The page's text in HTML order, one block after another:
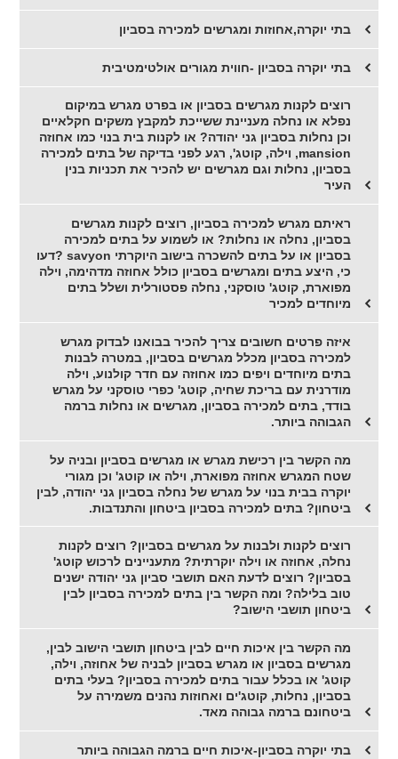
בתי יוקרה,אחוזות ומגרשים למכירה בסביון
בתי יוקרה בסביון -חווית מגורים אולטימטיבית
רוצים לקנות מגרשים בסביון או בפרט מגרש במיקום
נפלא או נחלה מעניינת ששייכת למקבץ משקים חקלאיים
וכן נחלות בסביון גני יהודה? או לקנות בית בנוי כמו אחוזה
mansion, וילה, קוטג', רגע לפני בדיקה של בתים למכירה
בסביון, נחלות וגם מגרשים יש להכיר את תכניות בנין
העיר
ראיתם מגרש למכירה בסביון, רוצים לקנות מגרשים
בסביון, נחלה או נחלות? או לשמוע על בתים למכירה
בסביון או על בתים להשכרה בישוב היוקרתי savyon ?דעו
כי, היצע בתים ומגרשים בסביון כולל אחוזה מדהימה, וילה
מפוארת, קוטג' טוסקני, נחלה פסטורלית ושלל בתים
מיוחדים למכיר
איזה פרטים חשובים צריך להכיר בבואנו לבדוק מגרש
למכירה בסביון מכלל מגרשים בסביון, במטרה לבנות
בתים מיוחדים ויפים כמו אחוזה עם חדר קולנוע, וילה
מודרנית עם בריכת שחיה, קוטג' כפרי טוסקני על מגרש
בודד, בתים למכירה בסביון, מגרשים או נחלות ברמה
הגבוהה ביותר.
מה הקשר בין רכישת מגרש או מגרשים בסביון ובניה על
שטח המגרש אחוזה מפוארת, וילה או קוטג' וכן מגורי
יוקרה בבית בנוי על מגרש של נחלה בסביון גני יהודה, לבין
ביטחון? בתים למכירה בסביון ביטחון והתנדבות.
רוצים לקנות ולבנות על מגרשים בסביון? רוצים לקנות
נחלה, אחוזה או וילה יוקרתית? מתעניינים לרכוש קוטג'
בסביון? רוצים לדעת האם תושבי סביון גני יהודה ישנים
טוב בלילה? ומה הקשר בין בתים למכירה בסביון לבין
ביטחון תושבי הישוב?
מה הקשר בין איכות חיים לבין ביטחון תושבי הישוב לבין,
מגרשים בסביון או מגרש בסביון לבניה של אחוזה, וילה,
קוטג' או בכלל עבור בתים למכירה בסביון? בעלי בתים
בסביון, נחלות, קוטג'ים ואחוזות נהנים משמירה על
ביטחונם ברמה גבוהה מאד.
בתי יוקרה בסביון-איכות חיים ברמה הגבוהה ביותר